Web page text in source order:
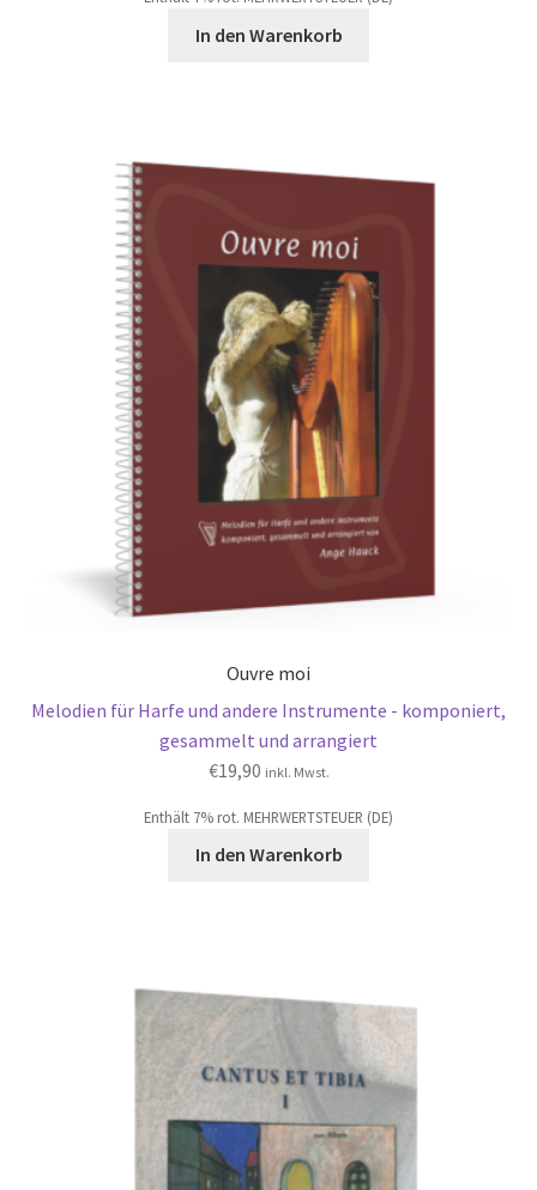
In den Warenkorb
Ouvre moi
Melodien für Harfe und andere Instrumente - komponiert,
gesammelt und arrangiert
€19,90 inkl. Mwst.
Enthält 7% rot. MEHRWERTSTEUER (DE)
In den Warenkorb